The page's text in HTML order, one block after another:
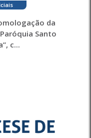
da
Santo
c...